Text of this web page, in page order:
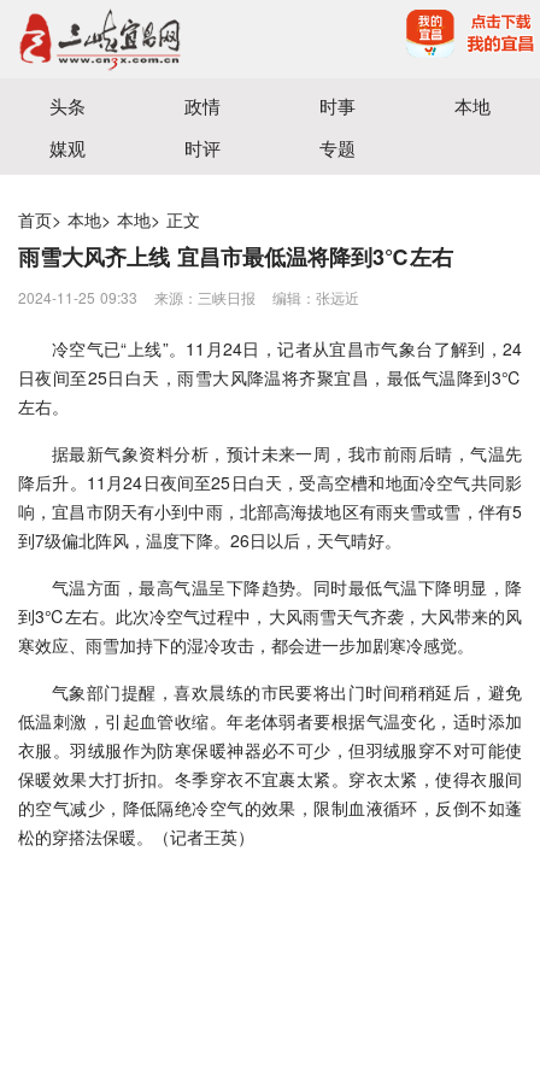
宜昌三峡融媒体中心主办
头条 政情 时事
本地
媒观
时评 专题
首页> 本地> 本地> 正文
雨雪大风齐上线 宜昌市最低温将降到3℃左右
2024-11-25 09:33 来源：三峡日报 编辑：张远近
冷空气已“上线”。11月24日，记者从宜昌市气象台了解到，24
日夜间至25日白天，雨雪大风降温将齐聚宜昌，最低气温降到3℃
左右。
据最新气象资料分析，预计未来一周，我市前雨后晴，气温先
降后升。11月24日夜间至25日白天，受高空槽和地面冷空气共同影
响，宜昌市阴天有小到中雨，北部高海拔地区有雨夹雪或雪，伴有5
到7级偏北阵风，温度下降。26日以后，天气晴好。
气温方面，最高气温呈下降趋势。同时最低气温下降明显，降
到3℃左右。此次冷空气过程中，大风雨雪天气齐袭，大风带来的风
寒效应、雨雪加持下的湿冷攻击，都会进一步加剧寒冷感觉。
气象部门提醒，喜欢晨练的市民要将出门时间稍稍延后，避免
低温刺激，引起血管收缩。年老体弱者要根据气温变化，适时添加
衣服。羽绒服作为防寒保暖神器必不可少，但羽绒服穿不对可能使
保暖效果大打折扣。冬季穿衣不宜裹太紧。穿衣太紧，使得衣服间
的空气减少，降低隔绝冷空气的效果，限制血液循环，反倒不如蓬
松的穿搭法保暖。（记者王英）